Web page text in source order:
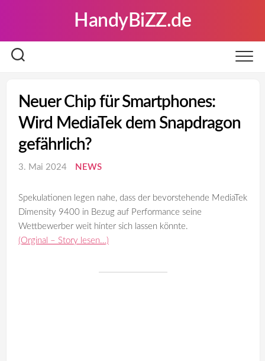
HandyBiZZ.de
Neuer Chip für Smartphones:
Wird MediaTek dem Snapdragon
gefährlich?
3. Mai 2024 NEWS
Spekulationen legen nahe, dass der bevorstehende MediaTek
Dimensity 9400 in Bezug auf Performance seine
Wettbewerber weit hinter sich lassen könnte.
(Orginal – Story lesen…)